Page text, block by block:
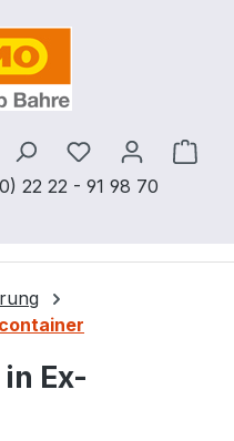
22 22 - 91 98 70
Du hast 0
Ex-